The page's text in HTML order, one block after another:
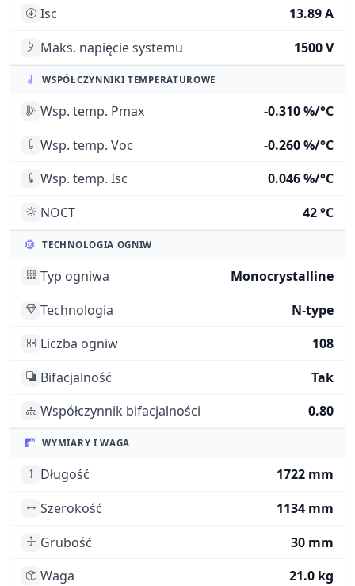
Isc
13.89 A
Maks. napięcie systemu
1500 V
WSPÓŁCZYNNIKI TEMPERATUROWE
Wsp. temp. Pmax
-0.310 %/°C
Wsp. temp. Voc
-0.260 %/°C
Wsp. temp. Isc
0.046 %/°C
NOCT
42 °C
TECHNOLOGIA OGNIW
Typ ogniwa
Monocrystalline
Technologia
N-type
Liczba ogniw
108
Bifacjalność
Tak
Współczynnik bifacjalności
0.80
WYMIARY I WAGA
Długość
1722 mm
Szerokość
1134 mm
Grubość
30 mm
Waga
21.0 kg